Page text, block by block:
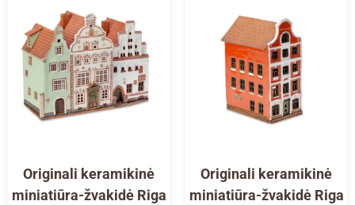
Originali keramikinė
miniatiūra-žvakidė Riga
Originali keramikinė
miniatiūra-žvakidė Riga